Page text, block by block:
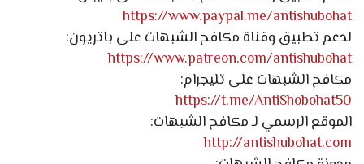
https://www.paypal.me/antishubohat
لدعم تطبيق وقناة مكافح الشبهات على باتريون:
https://www.patreon.com/antishubohat
مكافح الشبهات على تليجرام:
https://t.me/AntiShobohat50
الموقع الرسمي لـ مكافح الشبهات:
http://antishubohat.com